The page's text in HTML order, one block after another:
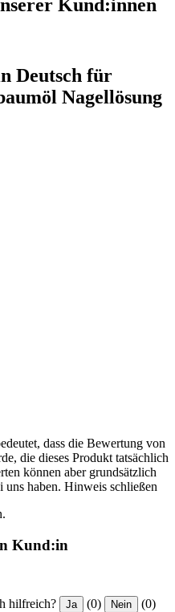
Kund:innen
Deutsch für
Nagellösung
dass die Bewertung von
die dieses Produkt tatsächlich
können aber grundsätzlich
uns haben. Hinweis schließen
Kund:in
hilfreich? Ja (0) Nein (0)